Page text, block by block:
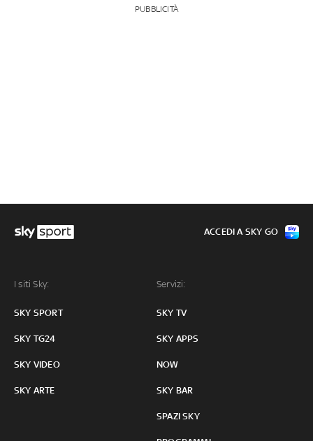
PUBBLICITÀ
I siti Sky:
SKY SPORT
SKY TG24
SKY VIDEO
SKY ARTE
Servizi:
SKY TV
SKY APPS
NOW
SKY BAR
SPAZI SKY
ACCEDI A SKY GO